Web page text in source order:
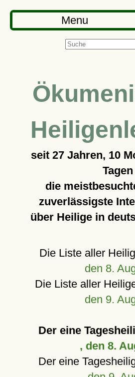
Menu
seit 27 Jahren, 10
Tagen
die
zuverlässigste
über Heilige in
Die Liste aller
den 8.
Die Liste aller
den 9.
Der eine
, den 8.
Der eine